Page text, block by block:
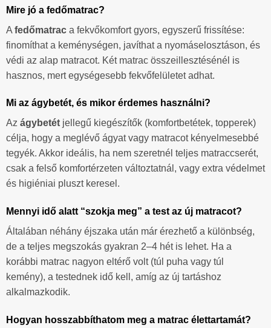
Mire jó a fedőmatrac?
A fedőmatrac a fekvőkomfort gyors, egyszerű frissítése:
finomíthat a keménységen, javíthat a nyomáselosztáson, és
védi az alap matracot. Két matrac összeillesztésénél is
hasznos, mert egységesebb fekvőfelületet adhat.
Mi az ágybetét, és mikor érdemes használni?
Az ágybetét jellegű kiegészítők (komfortbetétek, topperek)
célja, hogy a meglévő ágyat vagy matracot kényelmesebbé
tegyék. Akkor ideális, ha nem szeretnél teljes matraccserét,
csak a felső komfortérzeten változtatnál, vagy extra védelmet
és higiéniai pluszt keresel.
Mennyi idő alatt “szokja meg” a test az új matracot?
Általában néhány éjszaka után már érezhető a különbség,
de a teljes megszokás gyakran 2–4 hét is lehet. Ha a
korábbi matrac nagyon eltérő volt (túl puha vagy túl
kemény), a testednek idő kell, amíg az új tartáshoz
alkalmazkodik.
Hogyan hosszabbíthatom meg a matrac élettartamát?